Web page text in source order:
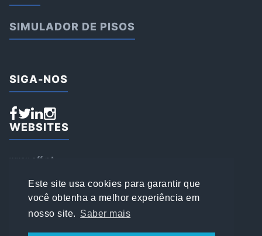
Este site usa cookies para garantir que
você obtenha a melhor experiência em
nosso site. Saber mais
SIMULADOR DE PISOS
SIGA-NOS
WEBSITES
www.aff.pt
www.loja.affsports.pt
PESQUISAR